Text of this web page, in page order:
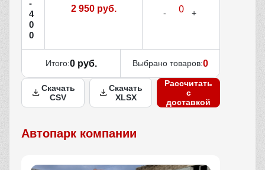
-
4
0
0
2 950 руб.
Итого:0 руб. Выбрано товаров:0
Скачать
CSV
Скачать
XLSX
Рассчитать
с
доставкой
Автопарк компании